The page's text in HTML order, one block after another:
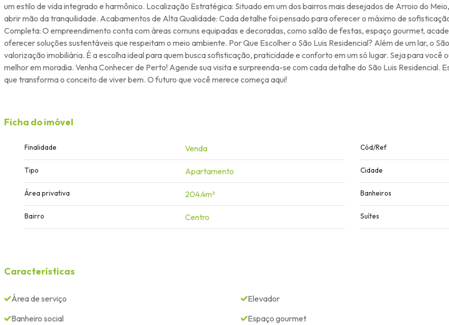
um estilo de vida integrado e harmônico. Localização Estratégica: Situado em um dos bairros mais desejados de Arroio do
abrir mão da tranquilidade. Acabamentos de Alta Qualidade: Cada detalhe foi pensado para oferecer o máximo de
Completa: O empreendimento conta com áreas comuns equipadas e decoradas, como salão de festas, espaço gourmet,
oferecer soluções sustentáveis que respeitam o meio ambiente. Por Que Escolher o São Luis Residencial? Além de um lar, o
valorização imobiliária. É a escolha ideal para quem busca sofisticação, praticidade e conforto em um só lugar. Seja para
melhor em moradia. Venha Conhecer de Perto! Agende sua visita e surpreenda-se com cada detalhe do São Luis
que transforma o conceito de viver bem. O futuro que você merece começa aqui!
Ficha do imóvel
Finalidade Venda
Tipo Apartamento
Área privativa 204.4m²
Bairro Centro
Cód/Ref
Cidade
Banheiros
Suítes
Características
Área de serviço
Banheiro social
Elevador
Espaço gourmet